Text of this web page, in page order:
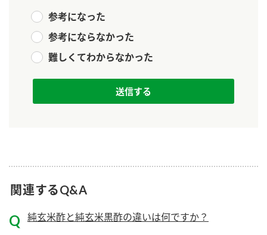
ふりかけ
炊き込みご飯の素
カンタン酢
お酢ドリンク
味ぽん
ぽん酢
PIN印
千夜
ミツカングループについて
企業理念
ミツカンを知る
環境への取り組み
採用情報
お客様の声をいかしました
販売終了製品のご案内
参考になった
参考にならなかった
難しくてわからなかった
関連するQ&A
純玄米酢と純玄米黒酢の違いは何ですか？